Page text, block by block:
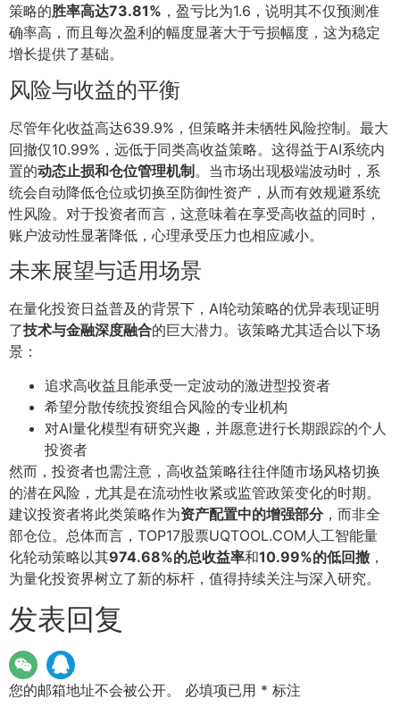
策略的胜率高达73.81% ，盈亏比为1.6，说明其不仅预测准
确率高，而且每次盈利的幅度显著大于亏损幅度，这为稳定
增长提供了基础。
风险与收益的平衡
尽管年化收益高达639.9%，但策略并未牺牲风险控制。最大
回撤仅10.99%，远低于同类高收益策略。这得益于AI系统内
置的动态止损和仓位管理机制。当市场出现极端波动时，系
统会自动降低仓位或切换至防御性资产，从而有效规避系统
性风险。对于投资者而言，这意味着在享受高收益的同时，
账户波动性显著降低，心理承受压力也相应减小。
未来展望与适用场景
在量化投资日益普及的背景下，AI轮动策略的优异表现证明
了技术与金融深度融合的巨大潜力。该策略尤其适合以下场
景：
追求高收益且能承受一定波动的激进型投资者
希望分散传统投资组合风险的专业机构
对AI量化模型有研究兴趣，并愿意进行长期跟踪的个人
投资者
然而，投资者也需注意，高收益策略往往伴随市场风格切换
的潜在风险，尤其是在流动性收紧或监管政策变化的时期。
建议投资者将此类策略作为资产配置中的增强部分，而非全
部仓位。总体而言，TOP17股票UQTOOL.COM人工智能量
化轮动策略以其974.68%的总收益率和10.99%的低回撤 ，
为量化投资界树立了新的标杆，值得持续关注与深入研究。
发表回复
您的邮箱地址不会被公开。 必填项已用 * 标注